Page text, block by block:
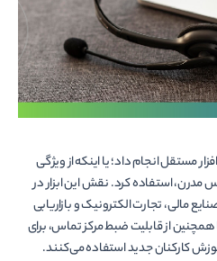
مستقل انجام داد؛ یا این­که از ویژگی
مدرن، استفاده کرد. نقش این ابزار در
مالی، تجارت الکترونیک و بازاریابی
از قابلیت ضبط مرکز تماس، برای
کارکنان جدید استفاده می­‌کنند.